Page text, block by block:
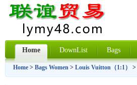
Home DownList Bags
Home > Bags Women > Louis Vuitton（1:1） >